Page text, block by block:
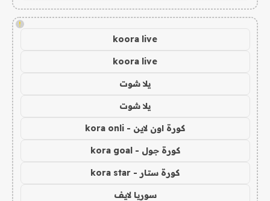
!
koora live
koora live
يلا شوت
يلا شوت
كورة اون لاين - kora onli
كورة جول - kora goal
كورة ستار - kora star
سوريا لايف